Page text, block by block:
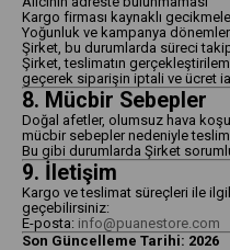
Kargo firması kaynaklı
Yoğunluk ve kampanya
Şirket, bu durumlarda süreci
Şirket, teslimatın
geçerek siparişin iptali ve ücret
8. Mücbir Sebepler
Doğal afetler, olumsuz hava
mücbir sebepler nedeniyle
Bu gibi durumlarda Şirket
9. İletişim
Kargo ve teslimat süreçleri ile
geçebilirsiniz:
E-posta: info@puanestore.com
Son Güncelleme Tarihi: 2026